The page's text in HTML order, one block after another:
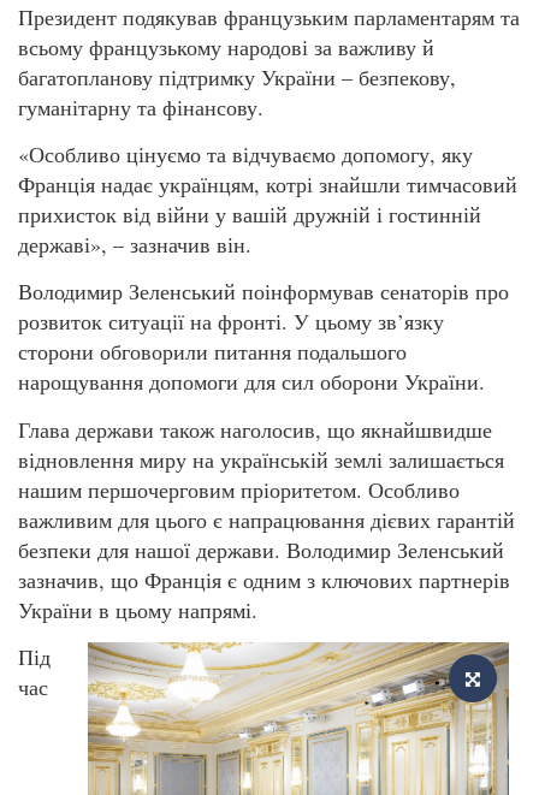
Президент подякував французьким парламентарям та
всьому французькому народові за важливу й
багатопланову підтримку України – безпекову,
гуманітарну та фінансову.
«Особливо цінуємо та відчуваємо допомогу, яку
Франція надає українцям, котрі знайшли тимчасовий
прихисток від війни у вашій дружній і гостинній
державі», – зазначив він.
Володимир Зеленський поінформував сенаторів про
розвиток ситуації на фронті. У цьому зв’язку
сторони обговорили питання подальшого
нарощування допомоги для сил оборони України.
Глава держави також наголосив, що якнайшвидше
відновлення миру на українській землі залишається
нашим першочерговим пріоритетом. Особливо
важливим для цього є напрацювання дієвих гарантій
безпеки для нашої держави. Володимир Зеленський
зазначив, що Франція є одним з ключових партнерів
України в цьому напрямі.
Під
час